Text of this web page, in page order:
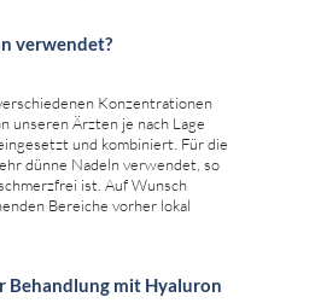
verwendet?
Konzentrationen
unseren Ärzten je nach Lage
und kombiniert. Für die
dünne Nadeln verwendet, so
ist. Auf Wunsch
Bereiche vorher lokal
Behandlung mit Hyaluron